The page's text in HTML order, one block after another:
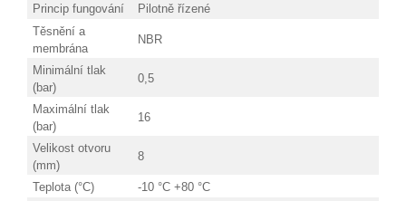
Princip fungování
Pilotně řízené
Těsnění a
membrána
NBR
Minimální tlak
(bar)
0,5
Maximální tlak
(bar)
16
Velikost otvoru
(mm)
8
Teplota (°C)
-10 °C +80 °C